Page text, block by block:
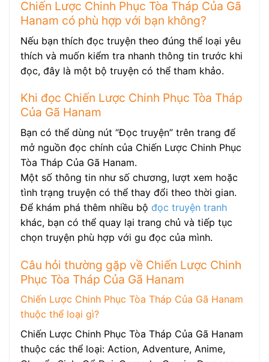
Chiến Lược Chinh Phục Tòa Tháp Của Gã
Hanam có phù hợp với bạn không?
Nếu bạn thích đọc truyện theo đúng thể loại yêu
thích và muốn kiểm tra nhanh thông tin trước khi
đọc, đây là một bộ truyện có thể tham khảo.
Khi đọc Chiến Lược Chinh Phục Tòa Tháp
Của Gã Hanam
Bạn có thể dùng nút “Đọc truyện” trên trang để
mở nguồn đọc chính của Chiến Lược Chinh Phục
Tòa Tháp Của Gã Hanam.
Một số thông tin như số chương, lượt xem hoặc
tình trạng truyện có thể thay đổi theo thời gian.
Để khám phá thêm nhiều bộ đọc truyện tranh
khác, bạn có thể quay lại trang chủ và tiếp tục
chọn truyện phù hợp với gu đọc của mình.
Câu hỏi thường gặp về Chiến Lược Chinh
Phục Tòa Tháp Của Gã Hanam
Chiến Lược Chinh Phục Tòa Tháp Của Gã Hanam
thuộc thể loại gì?
Chiến Lược Chinh Phục Tòa Tháp Của Gã Hanam
thuộc các thể loại: Action, Adventure, Anime,